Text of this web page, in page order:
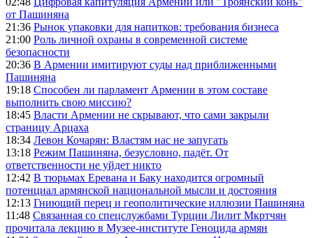
от Пашиняна
21:36 Рынок упаковки для напитков: требования бизнеса
21:00 Роль личной охраны в современной системе
безопасности
20:36 В Армении имитируют суды над приближенными
Пашиняна
19:18 Способен ли парламент Армении в этом составе
выполнить свою миссию?
18:45 Власти Армении не скрывают, что сами закрыли
страницу Арцаха
18:34 Левон Кочарян: Властям нас не запугать
13:18 Режим Пашиняна, безусловно, падёт. От
ответственности не уйдет никто
12:42 В тюрьмах Еревана и Баку находится огромный
потенциал армянской национальной мысли и достояния
12:13 Гниющий перец и геополитические иллюзии Пашиняна
11:48 Связанная со спецслужбами Турции Лилит Мкртчян
прочитала лекцию в Музее-институте Геноцида армян